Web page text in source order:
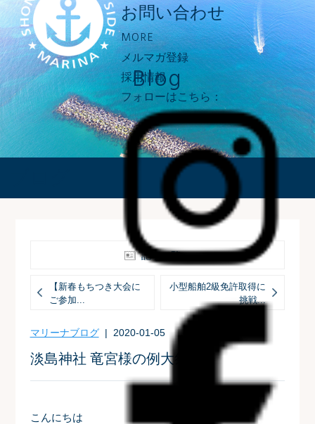
お問い合わせ
MORE
メルマガ登録
採用情報
フォローはこちら：
Blog
記事一覧へ
【新春もちつき大会に
ご参加...
小型船舶2級免許取得に
挑戦...
マリーナブログ| 2020-01-05
淡島神社 竜宮様の例大祭
こんにちは